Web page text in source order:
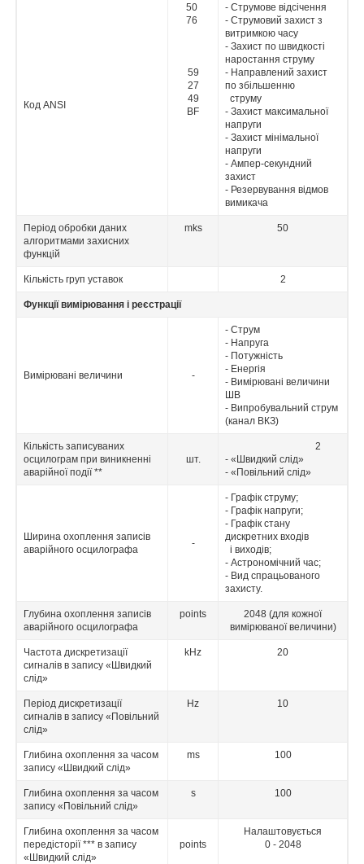
Код ANSI
50
76
59
27
49
BF
- Струмове відсічення
- Струмовий захист з
витримкою часу
- Захист по швидкості
наростання струму
- Направлений захист
по збільшенню
струму
- Захист максимальної
напруги
- Захист мінімальної
напруги
- Ампер-секундний
захист
- Резервування відмов
вимикача
Період обробки даних
алгоритмами захисних
функцій
mks 50
Кількість груп уставок 2
Функціївимірювання і реєстрації
Вимірювані величини -
- Струм
- Напруга
- Потужність
- Енергія
- Вимірювані величини
ШВ
- Випробувальний струм
(канал ВКЗ)
Кількість записуваних
осцилограм при виникненні
аварійної події **
шт.
2
- «Швидкий слід»
- «Повільний слід»
Ширина охоплення записів
аварійного осцилографа
-
- Графік струму;
- Графік напруги;
- Графік стану
дискретних входів
і виходів;
- Астрономічний час;
- Вид спрацьованого
захисту.
Глубина охоплення записів
аварійного осцилографа
points
2048 (для кожної
вимірюваної величини)
Частота дискретизації
сигналів в запису «Швидкий
слід»
kHz 20
Період дискретизації
сигналів в запису «Повільний
слід»
Hz 10
Глибина охоплення за часом
запису «Швидкий слід»
ms 100
Глибина охоплення за часом
запису «Повільний слід»
s 100
Глибина охоплення за часом
передісторії *** в запису
«Швидкий слід»
points
Налаштовується
0 - 2048